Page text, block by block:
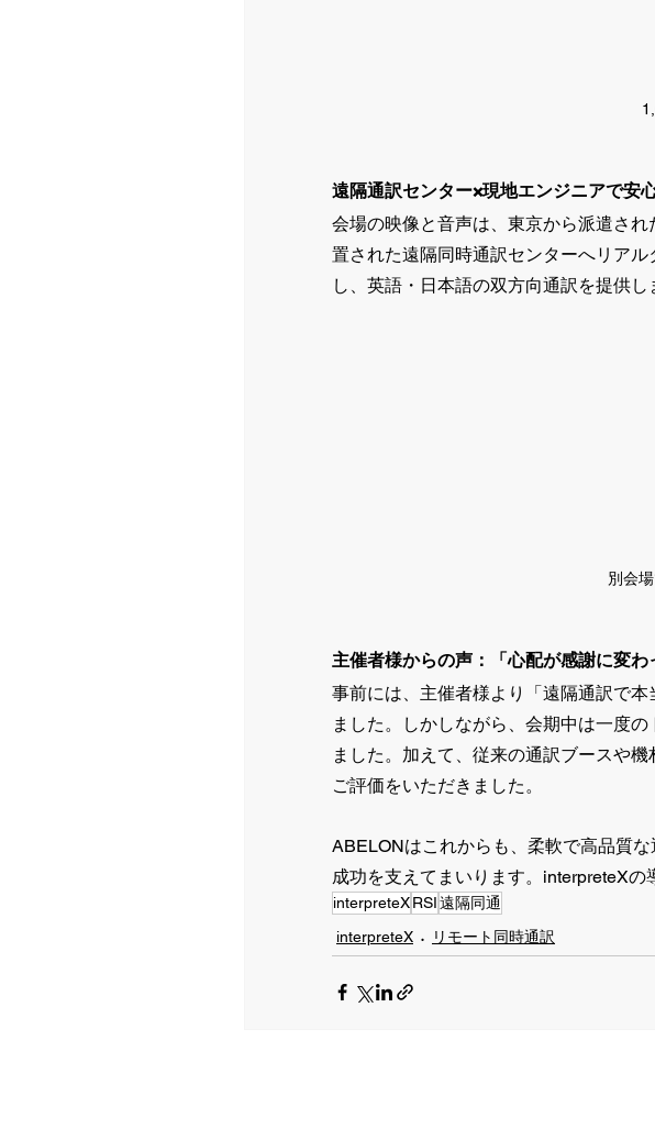
遠隔通訳センター×現地エンジニアで安
会場の映像と音声は、東京から派遣さ
置された遠隔同時通訳センターへリア
し、英語・日本語の双方向通訳を提供し
別会
主催者様からの声：「心配が感謝に変わ
事前には、主催者様より「遠隔通訳で
ました。しかしながら、会期中は一度
ました。加えて、従来の通訳ブースや
ご評価をいただきました。
ABELONはこれからも、柔軟で高品質
成功を支えてまいります。interpreteXの
interpreteXRSI遠隔同通
interpreteX
リモート同時通訳